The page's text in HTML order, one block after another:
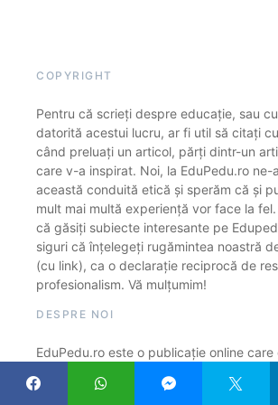
COPYRIGHT
Pentru că scrieți despre educație, sau
datorită acestui lucru, ar fi util să citați
când preluați un articol, părți dintr-un
care v-a inspirat. Noi, la EduPedu.ro ne-
această conduită etică și sperăm că și
mult mai multă experiență vor face la
că găsiți subiecte interesante pe
siguri că înțelegeți rugămintea noastră
(cu link), ca o declarație reciprocă de
profesionalism. Vă mulțumim!
DESPRE NOI
EduPedu.ro este o publicație online
Urmărim constant cum sunt educați